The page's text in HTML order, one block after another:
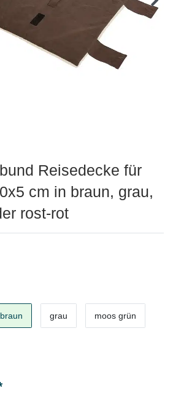
Reisedecke für
cm in braun, grau,
rost-rot
braun grau moos grün